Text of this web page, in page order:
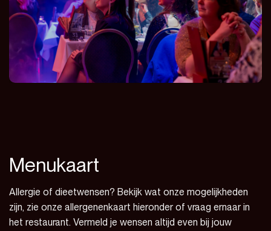
Menukaart
Allergie of dieetwensen? Bekijk wat onze mogelijkheden
zijn, zie onze allergenenkaart hieronder of vraag ernaar in
het restaurant. Vermeld je wensen altijd even bij jouw